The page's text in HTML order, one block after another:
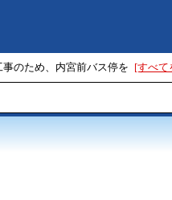
事のため、内宮前バス停を [すべて